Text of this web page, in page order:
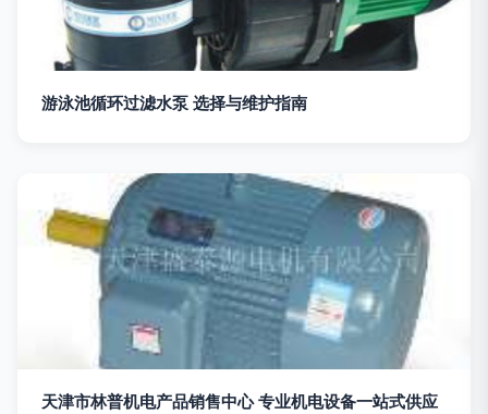
游泳池循环过滤水泵 选择与维护指南
天津市林普机电产品销售中心 专业机电设备一站式供应